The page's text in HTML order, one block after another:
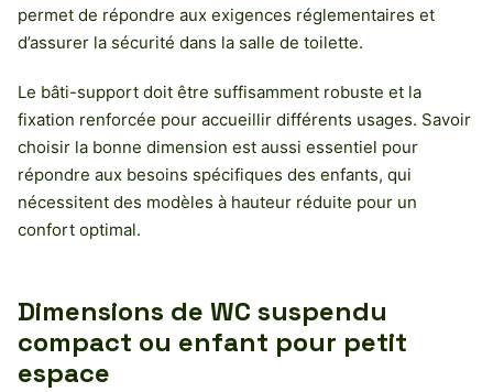
permet de répondre aux exigences réglementaires et
d’assurer la sécurité dans la salle de toilette.
Le bâti-support doit être suffisamment robuste et la
fixation renforcée pour accueillir différents usages. Savoir
choisir la bonne dimension est aussi essentiel pour
répondre aux besoins spécifiques des enfants, qui
nécessitent des modèles à hauteur réduite pour un
confort optimal.
Dimensions de WC suspendu
compact ou enfant pour petit
espace